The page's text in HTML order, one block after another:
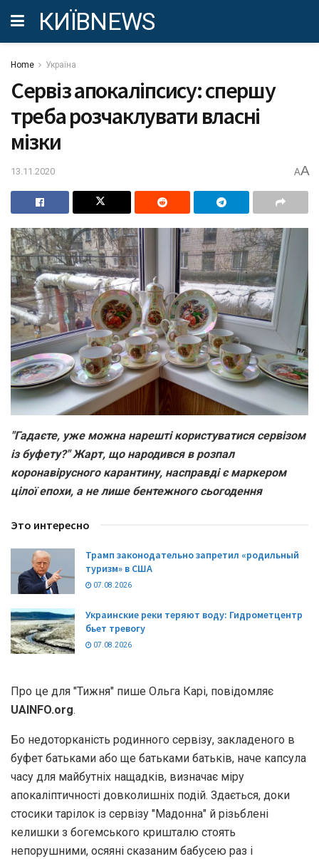
КИЇВNEWS
Home Україна
Сервіз апокаліпсису: спершу
треба розчаклувати власні
мізки
13.11.2020 AA
"Гадаєте, уже можна нарешті користуватися сервізом
із буфету?" Жарт, що народився в розпал
коронавірусного карантину, насправді є маркером
цілої епохи, а не лише бентежного сьогодення
Это интересно
Трамп законодательно запретил «родильный
туризм» в США
07.08.2026
Украинские реки теряют воду: Гидрометцентр
бьет тревогу
07.08.2026
Про це для "Тижня" пише Ольга Карі, повідомляє
UAINFO.org.
Бо недоторканість родинного сервізу, закладеного в
буфет батьками або ще батьками батьків, наче капсула
часу для майбутніх нащадків, визначає міру
апокаліптичності довколишніх подій. Здається, доки
стосики тарілок із сервізу "Мадонна" й різьблені
келишки з богемського кришталю стоять
непорушними, осяяні сказаним бабусею раз і